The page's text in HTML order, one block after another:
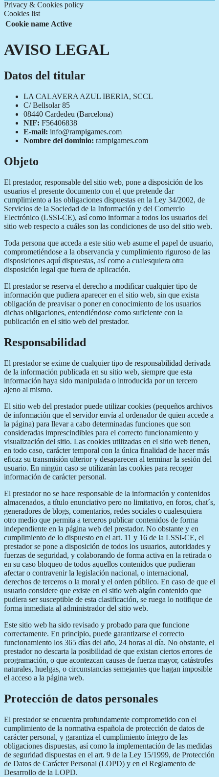
Privacy & Cookies policy
Cookies list
Cookie name Active
AVISO LEGAL
Datos del titular
LA CALAVERA AZUL IBERIA, SCCL
C/ Bellsolar 85
08440 Cardedeu (Barcelona)
NIF: F56406838
E-mail: info@rampigames.com
Nombre del dominio: rampigames.com
Objeto
El prestador, responsable del sitio web, pone a disposición de los
usuarios el presente documento con el que pretende dar
cumplimiento a las obligaciones dispuestas en la Ley 34/2002, de
Servicios de la Sociedad de la Información y del Comercio
Electrónico (LSSI-CE), así como informar a todos los usuarios del
sitio web respecto a cuáles son las condiciones de uso del sitio web.
Toda persona que acceda a este sitio web asume el papel de usuario,
comprometiéndose a la observancia y cumplimiento riguroso de las
disposiciones aquí dispuestas, así como a cualesquiera otra
disposición legal que fuera de aplicación.
El prestador se reserva el derecho a modificar cualquier tipo de
información que pudiera aparecer en el sitio web, sin que exista
obligación de preavisar o poner en conocimiento de los usuarios
dichas obligaciones, entendiéndose como suficiente con la
publicación en el sitio web del prestador.
Responsabilidad
El prestador se exime de cualquier tipo de responsabilidad derivada
de la información publicada en su sitio web, siempre que esta
información haya sido manipulada o introducida por un tercero
ajeno al mismo.
El sitio web del prestador puede utilizar cookies (pequeños archivos
de información que el servidor envía al ordenador de quien accede a
la página) para llevar a cabo determinadas funciones que son
consideradas imprescindibles para el correcto funcionamiento y
visualización del sitio. Las cookies utilizadas en el sitio web tienen,
en todo caso, carácter temporal con la única finalidad de hacer más
eficaz su transmisión ulterior y desaparecen al terminar la sesión del
usuario. En ningún caso se utilizarán las cookies para recoger
información de carácter personal.
El prestador no se hace responsable de la información y contenidos
almacenados, a título enunciativo pero no limitativo, en foros, chat´s,
generadores de blogs, comentarios, redes sociales o cualesquiera
otro medio que permita a terceros publicar contenidos de forma
independiente en la página web del prestador. No obstante y en
cumplimiento de lo dispuesto en el art. 11 y 16 de la LSSI-CE, el
prestador se pone a disposición de todos los usuarios, autoridades y
fuerzas de seguridad, y colaborando de forma activa en la retirada o
en su caso bloqueo de todos aquellos contenidos que pudieran
afectar o contravenir la legislación nacional, o internacional,
derechos de terceros o la moral y el orden público. En caso de que el
usuario considere que existe en el sitio web algún contenido que
pudiera ser susceptible de esta clasificación, se ruega lo notifique de
forma inmediata al administrador del sitio web.
Este sitio web ha sido revisado y probado para que funcione
correctamente. En principio, puede garantizarse el correcto
funcionamiento los 365 días del año, 24 horas al día. No obstante, el
prestador no descarta la posibilidad de que existan ciertos errores de
programación, o que acontezcan causas de fuerza mayor, catástrofes
naturales, huelgas, o circunstancias semejantes que hagan imposible
el acceso a la página web.
Protección de datos personales
El prestador se encuentra profundamente comprometido con el
cumplimiento de la normativa española de protección de datos de
carácter personal, y garantiza el cumplimiento íntegro de las
obligaciones dispuestas, así como la implementación de las medidas
de seguridad dispuestas en el art. 9 de la Ley 15/1999, de Protección
de Datos de Carácter Personal (LOPD) y en el Reglamento de
Desarrollo de la LOPD.